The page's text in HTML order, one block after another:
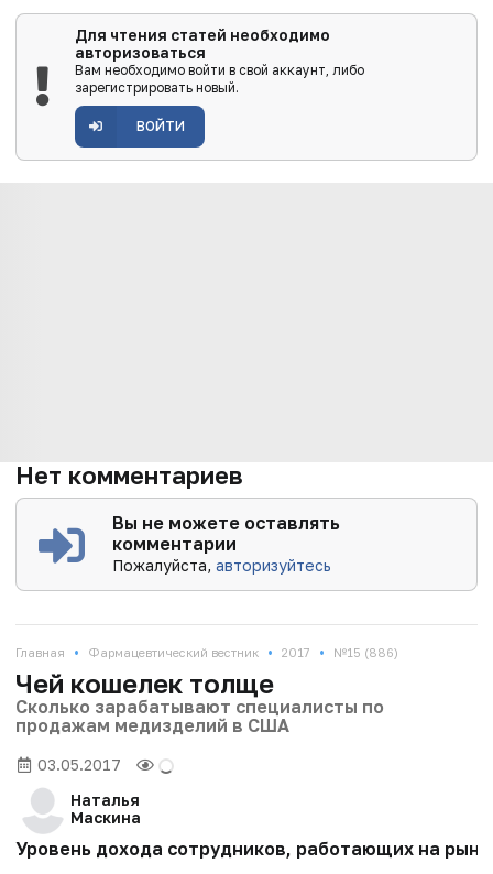
Для чтения статей необходимо
авторизоваться
Вам необходимо войти в свой аккаунт, либо
зарегистрировать новый.
ВОЙТИ
Нет комментариев
Вы не можете оставлять
комментарии
Пожалуйста,авторизуйтесь
Главная • Фармацевтический вестник • 2017 • №15 (886)
Чей кошелек толще
Сколько зарабатывают специалисты по
продажам медизделий в США
03.05.2017
Наталья
Маскина
Уровень дохода сотрудников, работающих на